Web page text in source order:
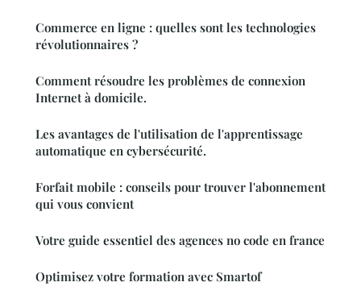
Commerce en ligne : quelles sont les technologies
révolutionnaires ?
Comment résoudre les problèmes de connexion
Internet à domicile.
Les avantages de l'utilisation de l'apprentissage
automatique en cybersécurité.
Forfait mobile : conseils pour trouver l'abonnement
qui vous convient
Votre guide essentiel des agences no code en france
Optimisez votre formation avec Smartof